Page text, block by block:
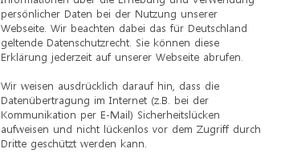
persönlicher Daten bei der Nutzung unserer
Webseite. Wir beachten dabei das für Deutschland
geltende Datenschutzrecht. Sie können diese
Erklärung jederzeit auf unserer Webseite abrufen.
Wir weisen ausdrücklich darauf hin, dass die
Datenübertragung im Internet (z.B. bei der
Kommunikation per E-Mail) Sicherheitslücken
aufweisen und nicht lückenlos vor dem Zugriff durch
Dritte geschützt werden kann.